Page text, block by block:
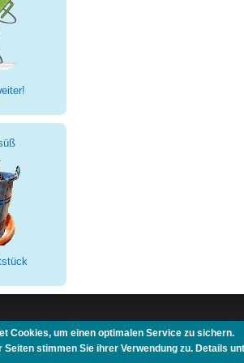
|Au-Pair-Box.com|Gastschuljahr.de|
Cookies, um einen optimalen Service zu sichern.
Seiten stimmen Sie ihrer Verwendung zu. Details